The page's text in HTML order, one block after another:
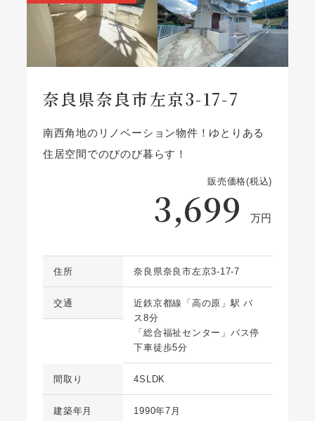
奈良県奈良市左京3-17-7
南西角地のリノベーション物件！ゆとりある
住居空間でのびのび暮らす！
販売価格(税込)
3,699 万円
住所 奈良県奈良市左京3-17-7
交通
近鉄京都線「高の原」駅 バ
ス8分
「総合福祉センター」バス停
下車徒歩5分
間取り 4SLDK
建築年月 1990年7月